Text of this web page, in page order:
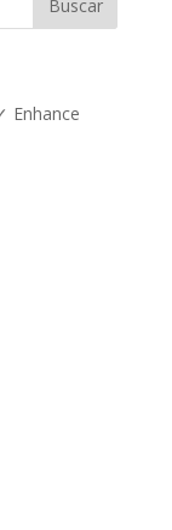
Enhance